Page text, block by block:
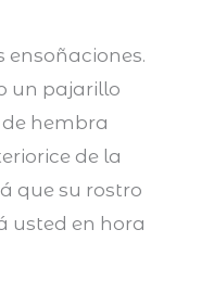
un pajarillo
hembra
de la
que su rostro
usted en hora